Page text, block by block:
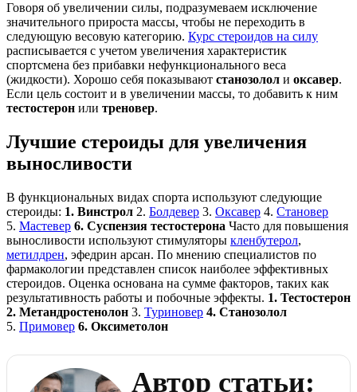
Говоря об увеличении силы, подразумеваем исключение
значительного прироста массы, чтобы не переходить в
следующую весовую категорию. Курс стероидов на силу
расписывается с учетом увеличения характеристик
спортсмена без прибавки нефункционального веса
(жидкости). Хорошо себя показывают станозолол и оксавер.
Если цель состоит и в увеличении массы, то добавить к ним
тестостерон или треновер.
Лучшие стероиды для увеличения
выносливости
В функциональных видах спорта используют следующие
стероиды: 1. Винстрол 2. Болдевер 3. Оксавер 4. Становер
5. Мастевер 6. Суспензия тестостерона Часто для повышения
выносливости используют стимуляторы кленбутерол,
метилдрен, эфедрин арсан. По мнению специалистов по
фармакологии представлен список наиболее эффективных
стероидов. Оценка основана на сумме факторов, таких как
результативность работы и побочные эффекты. 1. Тестостерон
2. Метандростенолон 3. Туриновер 4. Станозолол
5. Примовер 6. Оксиметолон
Автор статьи: